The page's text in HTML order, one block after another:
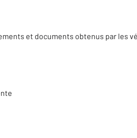
et documents obtenus par les